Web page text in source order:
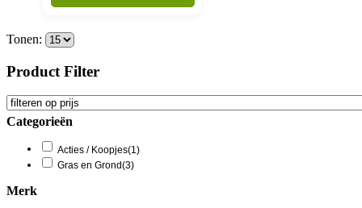
Tonen:
Product Filter
Categorieën
Acties / Koopjes(1)
Gras en Grond(3)
Merk